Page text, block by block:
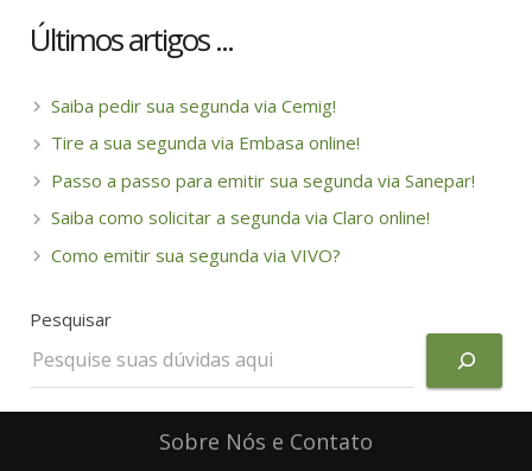
Últimos artigos ...
Saiba pedir sua segunda via Cemig!
Tire a sua segunda via Embasa online!
Passo a passo para emitir sua segunda via Sanepar!
Saiba como solicitar a segunda via Claro online!
Como emitir sua segunda via VIVO?
Pesquisar
Sobre Nós e Contato